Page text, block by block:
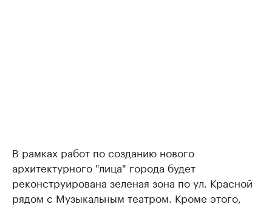
В рамках работ по созданию нового
архитектурного "лица" города будет
реконструирована зеленая зона по ул. Красной
рядом с Музыкальным театром. Кроме этого,